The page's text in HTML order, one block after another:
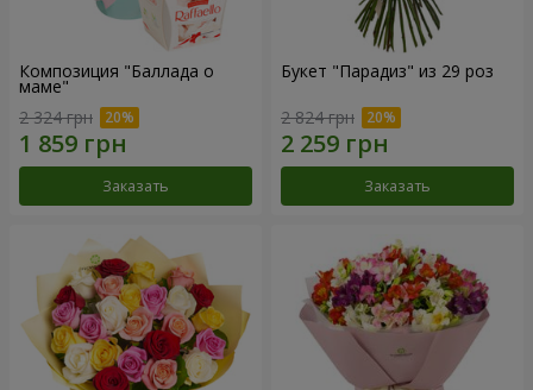
Композиция "Баллада о
маме"
2 324 грн
Заказать
Букет "Парадиз" из 29 роз
2 824 грн
Заказать